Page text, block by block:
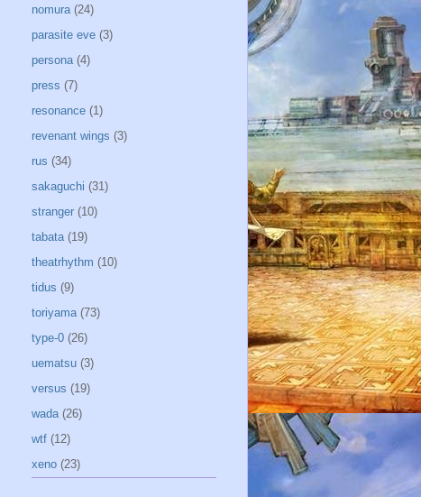
nomura (24)
parasite eve (3)
persona (4)
press (7)
resonance (1)
revenant wings (3)
rus (34)
sakaguchi (31)
stranger (10)
tabata (19)
theatrhythm (10)
tidus (9)
toriyama (73)
type-0 (26)
uematsu (3)
versus (19)
wada (26)
wtf (12)
xeno (23)